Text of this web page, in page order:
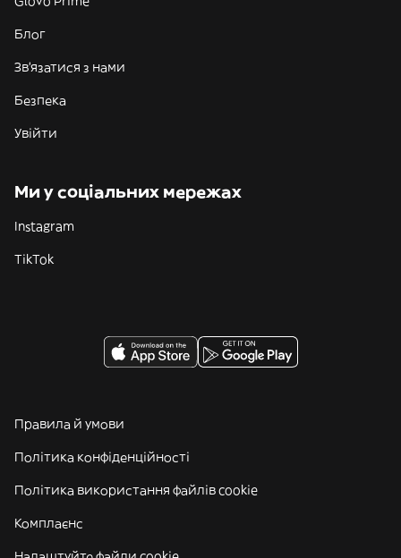
Блог
Зв'язатися з нами
Безпека
Увійти
Ми у соціальних мережах
Instagram
TikTok
Правила й умови
Політика конфіденційності
Політика використання файлів cookie
Комплаєнс